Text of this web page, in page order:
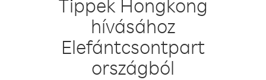
Tippek Hongkong
hívásához
Elefántcsontpart
országból